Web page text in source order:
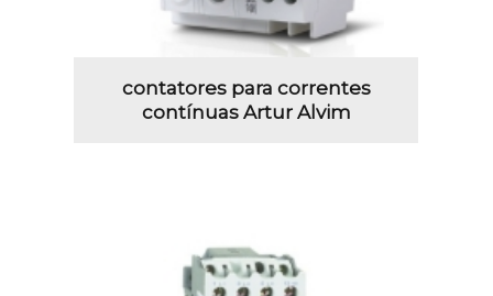
contatores para correntes
contínuas Artur Alvim